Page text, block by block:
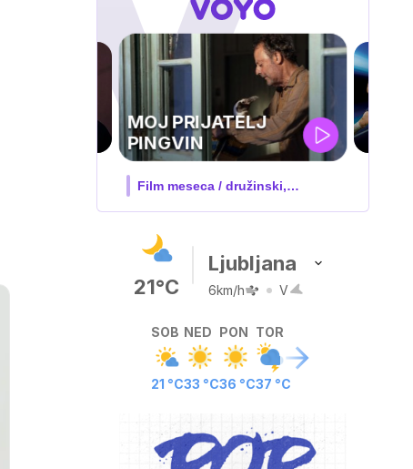
UEFA
SUPERPOKAL
V živo na VOYO: sreda ob 20.30
21°C
Ljubljana
6km/h V
SOB
21 °C
NED
33 °C
PON
36 °C
TOR
37 °C